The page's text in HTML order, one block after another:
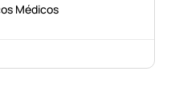
Médicos